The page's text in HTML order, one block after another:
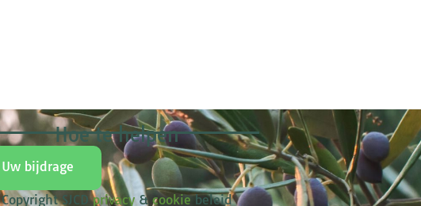
Hoe te helpen
Uw bijdrage
Copyright SJCDprivacy& cookiebeleid